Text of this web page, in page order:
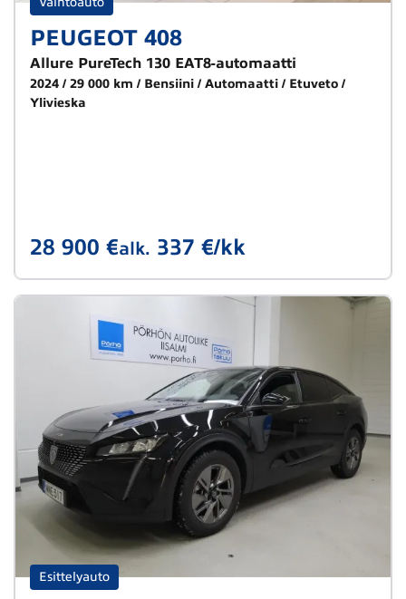
PEUGEOT 408
Allure PureTech 130 EAT8-automaatti
2024 29 000 km Bensiini Automaatti
Etuveto
Ylivieska
28 900 €alk. 337 €/kk
Esittelyauto